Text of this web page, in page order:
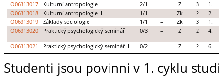
O06313017
Kulturní antropologie I 2/1 – Z 3
1.
O06313018
Kulturní antropologie II 1/1 – Zk 2
2.
O06313019
Základy sociologie 1/1 – Zk 3
1.
O06313020
Praktický psychologický seminář I 0/3 – Z 2 4.
O06313021 Praktický psychologický seminář II 0/2 – Z 2 6.
Studenti jsou povinni v 1. cyklu